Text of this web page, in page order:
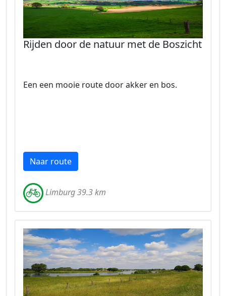
Rijden door de natuur met de Boszicht
Een een mooie route door akker en bos.
Naar route
Limburg 39.3 km